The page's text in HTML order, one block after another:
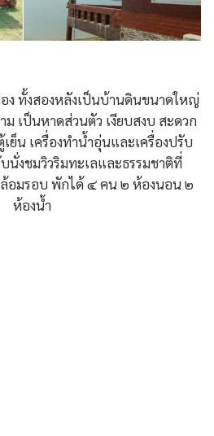
ทั้งสองหลังเป็นบ้านดินขนาดใหญ่
ม เป็นหาดส่วนตัว เงียบสงบ สะดวก
ย็น เครื่องทำน้ำอุ่นและเครื่องปรับ
นั่งชมวิวริมทะเลและธรรมชาติที่
อมรอบ พักได้ ๔ คน ๒ ห้องนอน ๒
ห้องน้ำ